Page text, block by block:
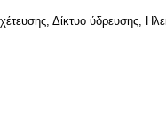
Δίκτυο ύδρευσης,